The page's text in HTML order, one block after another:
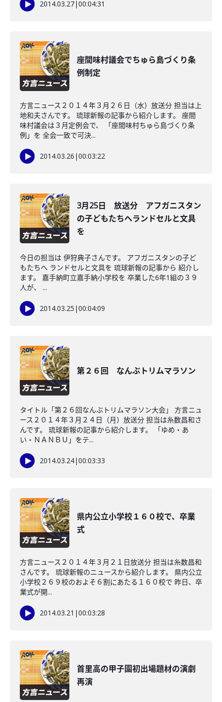
2014.03.27|00:04:31
座間味村議会でちゅら島づくり条
例制定
方言ニュース２０１４年３月２６日（水）放送分 担当は上
地和夫さんです。 琉球新報の記事から紹介します。 座間
味村議会は３月定例会で、 「座間味村ちゅら島づくり条
例」を 全会一致で可決...
2014.03.26 |00:03:22
3月25日 放送分 アフガニスタン
の子どもたちへランドセルと文具
を
今日の担当は 伊狩典子さんです。 アフガニスタンの子ど
もたちへ ランドセルと文具を 琉球新報の記事から 紹介し
ます。 嘉手納町立嘉手納小学校を 卒業した6年1組の３９
人が、 ...
2014.03.25 |00:04:09
第２６回 なんぶトリムマラソン
タイトル「第２６回なんぶトリムマラソン大会」 方言ニュ
ース２０１４年３月２４日（月）放送分 担当は糸数昌和さ
んです。 琉球新報の記事から紹介します。 「ゆめ・あ
い・ＮＡＮＢＵ」をテ...
2014.03.24|00:03:33
県内公立小学校１６０校で、卒業
式
方言ニュース２０１４年３月２１日放送分 担当は糸数昌和
さんです。 琉球新報のニュースから紹介します。 県内公立
小学校２６９校のおよそ６割にあたる１６０校で 昨日、卒
業式が開...
2014.03.21 |00:03:28
首里高の甲子園初出場題材の演劇
再演